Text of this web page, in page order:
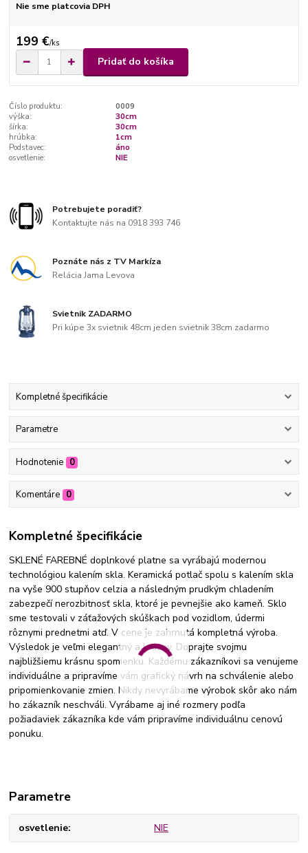
Nie sme platcovia DPH
199 €/ks
Pridať do košíka
Číslo produktu:
0009
výška:
30cm
šírka:
30cm
hrúbka:
1cm
Podstavec:
áno
osvetlenie:
NIE
Potrebujete poradiť?
Kontaktujte nás na 0918 393 746
Poznáte nás z TV Markíza
Relácia Jama Levova
Svietnik ZADARMO
Pri kúpe 3x svietnik 48cm jeden svietnik 38cm zadarmo
Kompletné špecifikácie
Parametre
Hodnotenie 0
Komentáre 0
Kompletné špecifikácie
SKLENÉ FAREBNÉ doplnkové platne sa vyrábajú modernou
technológiou kalením skla. Keramická potlač spolu s kalením skla
na vyše 900 stupňov celzia a následným prudkým chladením
zabezpečí nerozbitnosť skla, ktoré je pevnejšie ako kameň. Sklo
sme testovali v záťažových skúškach pod vozidlom, údermi
rôznymi prednetmi atď. V cene je zahrnutá kompletná výroba.
Výsledok je veľmi elegantný a krásny. Doprajte svojmu
najbližšiemu krásnu spomienku. Každému zákazníkovi sa venujeme
individuálne a pripravíme vám grafický návrh na schválenie alebo
pripomienkovanie zmien. Nikdy nevyrábame výrobok skôr ako nám
ho zákazník neschváli. Vyrábame aj iné rozmery podľa
požiadaviek zákazníka kde vám pripravíme individuálnu cenovú
ponuku.
Parametre
osvetlenie NIE